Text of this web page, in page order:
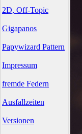
2D, Off-Topic
Gigapanos
Papywizard Pattern
Impressum
fremde Federn
Ausfallzeiten
Versionen